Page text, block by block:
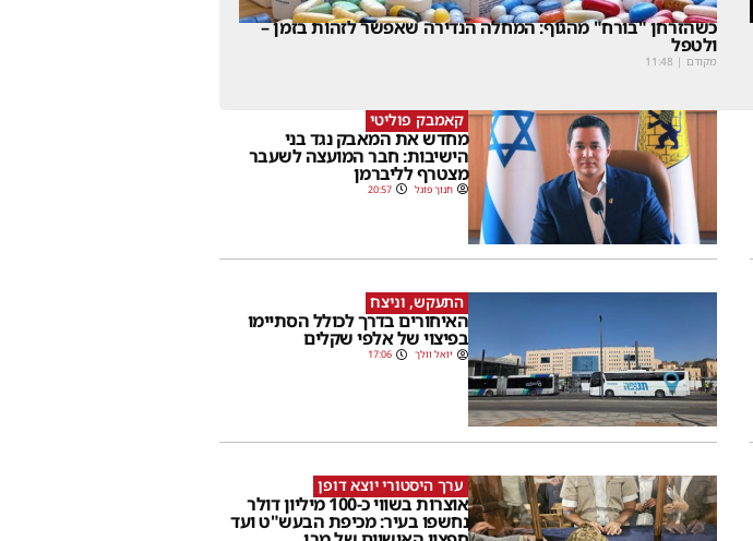
כשהזרחן "בורח" מהגוף: המחלה הנדירה שאפשר לזהות בזמן –
ולטפל
מקודם |
11:48
קאמבק פוליטי
מחדש את המאבק נגד בני
הישיבות: חבר המועצה לשעבר
מצטרף לליברמן
חנוך פוגל 20:57
התעקש, וניצח
האיחורים בדרך לכולל הסתיימו
בפיצוי של אלפי שקלים
יואל וולך 17:06
ערך היסטורי יוצא דופן
אוצרות בשווי כ-100 מיליון דולר
נחשפו בעיר: מכיפת הבעש"ט ועד